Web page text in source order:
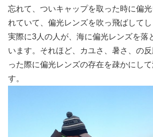
忘れて、ついキャップを取った時に偏
れていて、偏光レンズを吹っ飛ばしてし
実際に3人の人が、海に偏光レンズを落
います。それほど、カユさ、暑さ、の
った際に偏光レンズの存在を疎かにし
す。